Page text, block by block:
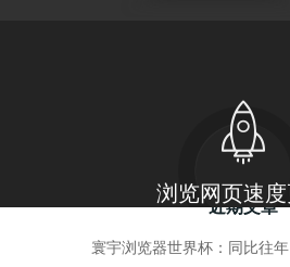
近期文章
寰宇浏览器世界杯：同比往